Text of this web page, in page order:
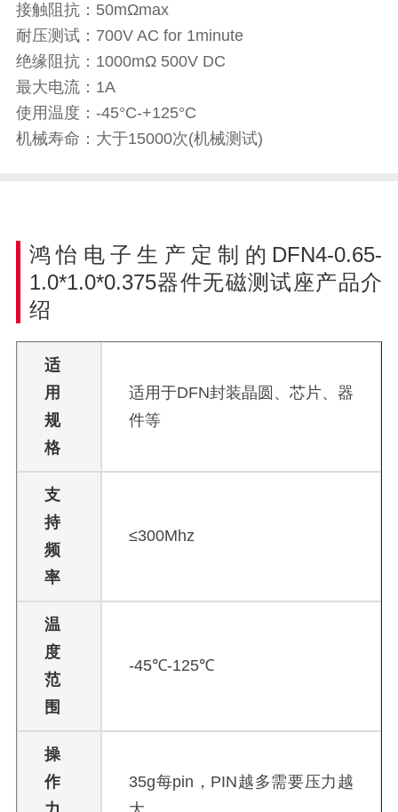
接触阻抗：50mΩmax
耐压测试：700V AC for 1minute
绝缘阻抗：1000mΩ 500V DC
最大电流：1A
使用温度：-45°C-+125°C
机械寿命：大于15000次(机械测试)
鸿怡电子生产定制的DFN4-0.65-
1.0*1.0*0.375器件无磁测试座产品介
绍
适
用
规
格
适用于DFN封装晶圆、芯片、器
件等
支
持
频
率
≤300Mhz
温
度
范
围
-45℃-125℃
操
作
35g每pin，PIN越多需要压力越